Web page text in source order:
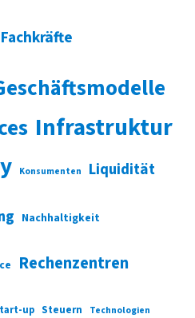
Fachkräfte
Infrastruktur
Konsumenten Liquidität
Nachhaltigkeit
Rechenzentren
up Steuern Technologien